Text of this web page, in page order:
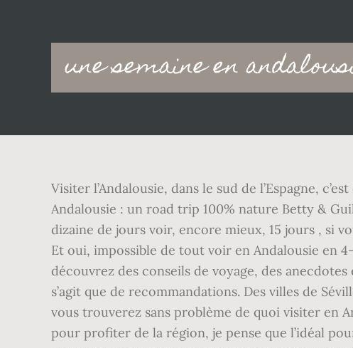
une semaine en
Main
navigation
Visiter l’Andalousie, dans le sud de l’Espagne,
Andalousie : un road trip 100% nature Betty &
dizaine de jours voir, encore mieux, 15 jours , si
Et oui, impossible de tout voir en Andalousie en
découvrez des conseils de voyage, des
s’agit que de recommandations. Des villes de
vous trouverez sans problème de quoi visiter en
pour profiter de la région, je pense que l’idéal